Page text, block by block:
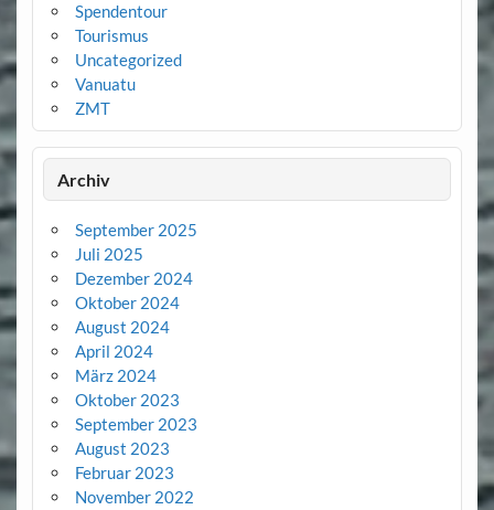
Spendentour
Tourismus
Uncategorized
Vanuatu
ZMT
Archiv
September 2025
Juli 2025
Dezember 2024
Oktober 2024
August 2024
April 2024
März 2024
Oktober 2023
September 2023
August 2023
Februar 2023
November 2022